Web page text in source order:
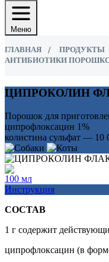
Меню
ГЛАВНАЯ
ПРОДУКТЫ
АНТИБИОТИКИ
ЦИПРОКОЛИН
Порошок для
ципрофлоксацин 1%
колистина сульфат —
100 мл
Инструкция
СОСТАВ
1 г содержит
ципрофлоксацин (в